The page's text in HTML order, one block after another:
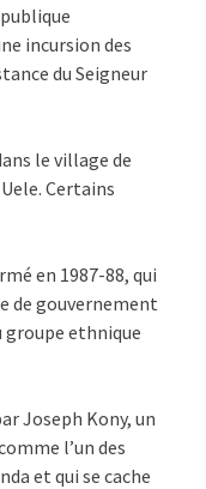
incursion des
du Seigneur
le village de
Certains
en 1987-88, qui
de gouvernement
groupe ethnique
Joseph Kony, un
l’un des
et qui se cache